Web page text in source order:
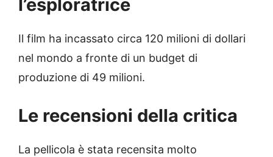
l’esploratrice
Il film ha incassato circa 120 milioni di dollari
nel mondo a fronte di un budget di
produzione di 49 milioni.
Le recensioni della critica
La pellicola è stata recensita molto